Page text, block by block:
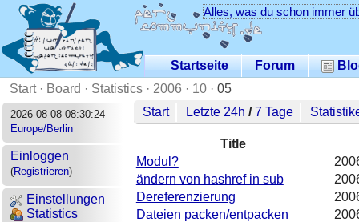
Alles, was du schon immer
Startseite Forum
Start· Board · Statistics · 2006 · 10 · 05
2026-08-08 08:30:24
Europe/Berlin
Einloggen
(Registrieren)
Einstellungen
Statistics
Start Letzte 24h /7 Tage
Title
Modul?
ändern von hashref in sub
Dereferenzierung
Dateien packen/entpacken